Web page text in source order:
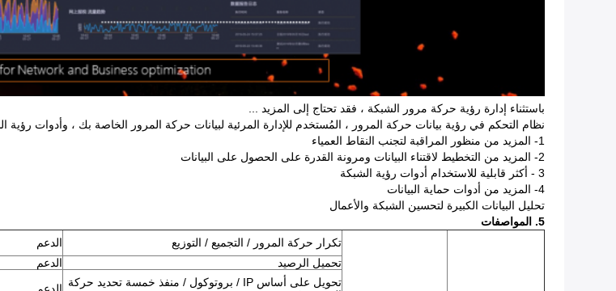
باستثناء إدارة رؤية حركة مرور الشبكة ، فقد تحتاج إلى المزيد ...
نظام التحكم في رؤية بيانات حركة المرور ، المُستخدم للإدارة المرئية لبيانات حركة المرور الخاصة بك ، وأدوات رؤية
1- المزيد من منظور المراقبة لتجنب النقاط العمياء
2- المزيد من التخطيط لاقتناء البيانات ومرونة القدرة على الحصول على البيانات
3 - أكثر قابلية للاستخدام أدوات رؤية الشبكة
4- المزيد من أدوات حماية البيانات
تحليل البيانات الكبيرة لتحسين الشبكة والأعمال
5. المواصفات
تكرار حركة المرور / التجميع / التوزيع
الدعم
تحميل الرصيد
الدعم
تحويل على أساس IP / بروتوكول / منفذ خمسة تحديد حركة